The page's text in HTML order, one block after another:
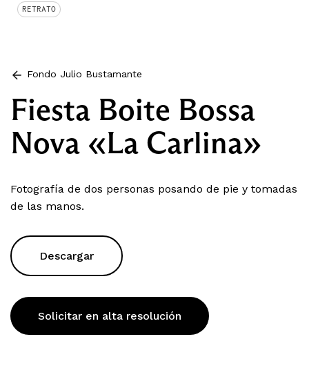
RETRATO
Fondo Julio Bustamante
Fiesta Boite Bossa
Nova «La Carlina»
Fotografía de dos personas posando de pie y tomadas
de las manos.
Descargar
Solicitar en alta resolución